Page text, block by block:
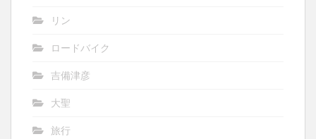
リン
ロードバイク
吉備津彦
大聖
旅行